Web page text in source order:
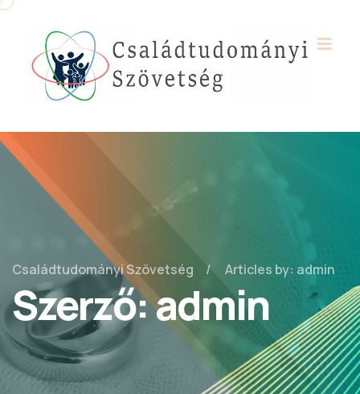
Családtudományi Szövetség Articles by: admin
Szerző:admin
2025.01.10.